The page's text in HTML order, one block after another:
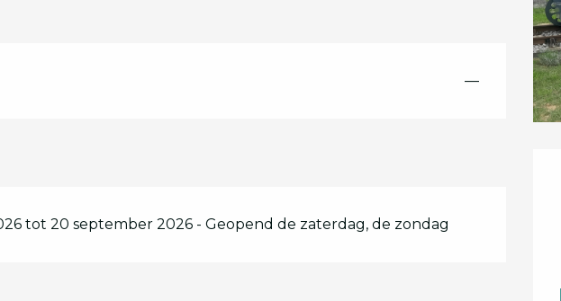
—
tot 20 september 2026 - Geopend de zaterdag, de zondag